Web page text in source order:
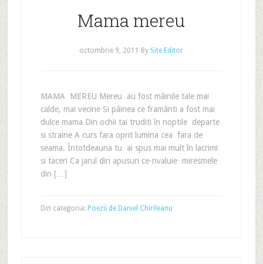
Mama mereu
octombrie 9, 2011 By Site Editor
MAMA MEREU Mereu au fost mâinile tale mai
calde, mai vecine Si pâinea ce framânti a fost mai
dulce mama Din ochii tai truditi în noptile departe
si straine A curs fara oprit lumina cea fara de
seama. Întotdeauna tu ai spus mai mult în lacrimi
si taceri Ca jarul din apusuri ce-nvaluie miresmele
din […]
Din categoria: Poezii de Daniel Chirileanu